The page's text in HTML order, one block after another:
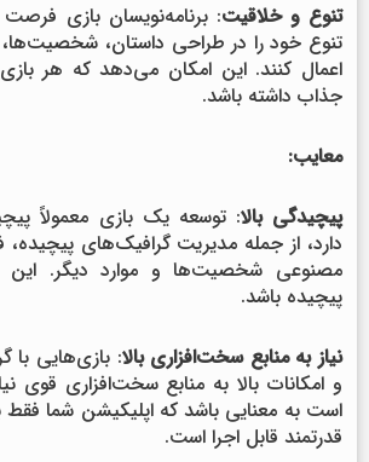
تنوع و خلاقیت: برنامه‌نویسان بازی
تنوع خود را در طراحی داستان، شخصیت‌ها،
اعمال کنند. این امکان می‌دهد که هر
جذاب داشته باشد.
معایب:
پیچیدگی بالا: توسعه یک بازی معمولاً
دارد، از جمله مدیریت گرافیک‌های
مصنوعی شخصیت‌ها و موارد دیگر. این
پیچیده باشد.
نیاز به منابع سخت‌افزاری بالا: بازی‌هایی با
و امکانات بالا به منابع سخت‌افزاری قوی
است به معنایی باشد که اپلیکیشن شما
قدرتمند قابل اجرا است.